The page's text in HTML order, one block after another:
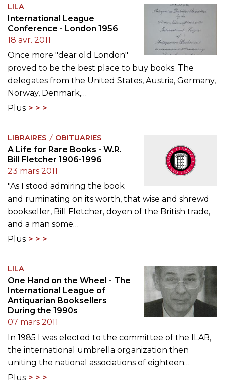
LILA
International League
Conference - London 1956
18 avr. 2011
Once more "dear old London"
proved to be the best place to buy books. The
delegates from the United States, Austria, Germany,
Norway, Denmark,…
Plus
LIBRAIRES OBITUARIES
A Life for Rare Books - W.R.
Bill Fletcher 1906-1996
23 mars 2011
"As I stood admiring the book
and ruminating on its worth, that wise and shrewd
bookseller, Bill Fletcher, doyen of the British trade,
and a man some…
Plus
LILA
One Hand on the Wheel - The
International League of
Antiquarian Booksellers
During the 1990s
07 mars 2011
In 1985 I was elected to the committee of the ILAB,
the international umbrella organization then
uniting the national associations of eighteen…
Plus